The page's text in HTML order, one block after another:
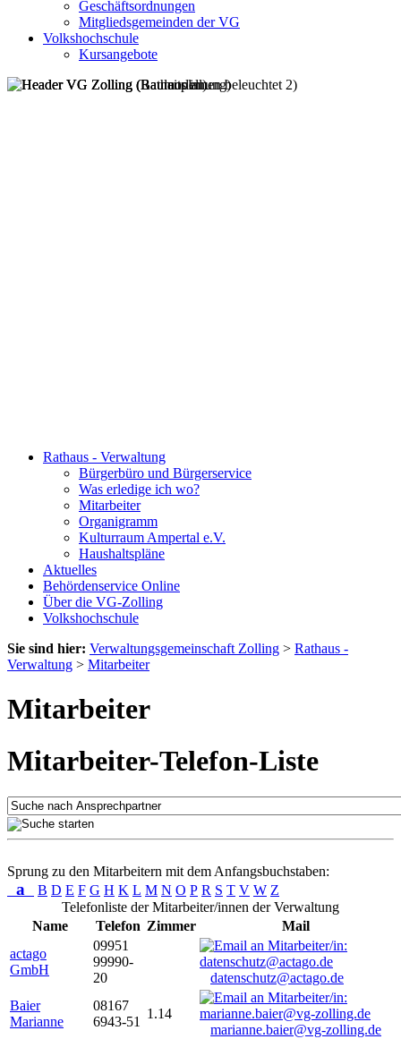
Geschäftsordnungen
Mitgliedsgemeinden der VG
Volkshochschule
Kursangebote
Rathaus - Verwaltung
Bürgerbüro und Bürgerservice
Was erledige ich wo?
Mitarbeiter
Organigramm
Kulturraum Ampertal e.V.
Haushaltspläne
Aktuelles
Behördenservice Online
Über die VG-Zolling
Volkshochschule
Sie sind hier: Verwaltungsgemeinschaft Zolling > Rathaus -
Verwaltung > Mitarbeiter
Mitarbeiter
Mitarbeiter-Telefon-Liste
Sprung zu den Mitarbeitern mit dem Anfangsbuchstaben:
a B D E F G H K L M N O P R S T V W Z
Telefonliste der Mitarbeiter/innen der Verwaltung
Name
Telefon Zimmer
Mail
actago
GmbH
09951
99990-
20
datenschutz@actago.de
Baier
Marianne
08167
6943-51
1.14
marianne.baier@vg-zolling.de